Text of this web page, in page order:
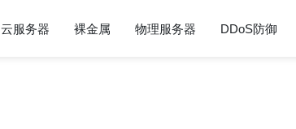
云服务器 裸金属 物理服务器 DDoS防御